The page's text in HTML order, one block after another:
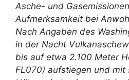
Asche- und
Aufmerksamkeit bei
Nach Angaben des
in der Nacht
bis auf etwa 2.100 Meter
FL070) aufstiegen und mit